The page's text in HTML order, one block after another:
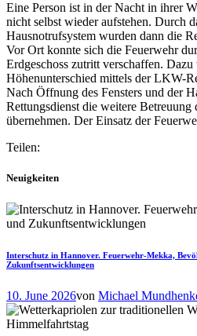
Eine Person ist in der Nacht in ihrer
nicht selbst wieder aufstehen. Durch
Hausnotrufsystem wurden dann die
Vor Ort konnte sich die Feuerwehr
Erdgeschoss zutritt verschaffen.
Höhenunterschied mittels der LKW-
Nach Öffnung des Fensters und der
Rettungsdienst die weitere Betreuung
übernehmen. Der Einsatz der
Teilen:
Neuigkeiten
Interschutz in Hannover. Feuerwehr-Mekka,
Zukunftsentwicklungen
10. June 2026von Michael